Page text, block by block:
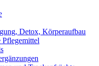
Detox, Körperaufbau